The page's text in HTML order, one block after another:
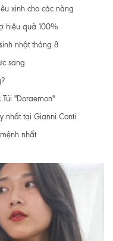
xinh cho các nàng
hiệu quả 100%
nhật tháng 8
sang
"Doraemon"
nhất tại Gianni Conti
nhất